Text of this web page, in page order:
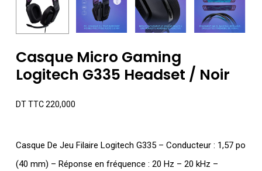
Casque Micro Gaming
Logitech G335 Headset / Noir
DT TTC220,000
Casque De Jeu Filaire Logitech G335 – Conducteur : 1,57 po
(40 mm) – Réponse en fréquence : 20 Hz – 20 kHz –